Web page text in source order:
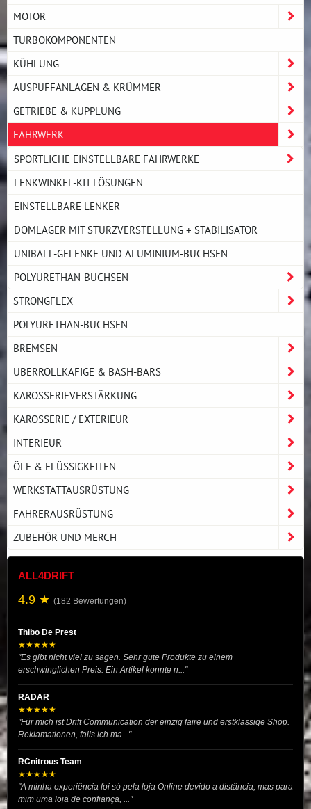
MOTOR
TURBOKOMPONENTEN
KÜHLUNG
AUSPUFFANLAGEN & KRÜMMER
GETRIEBE & KUPPLUNG
FAHRWERK
SPORTLICHE EINSTELLBARE FAHRWERKE
LENKWINKEL-KIT LÖSUNGEN
EINSTELLBARE LENKER
DOMLAGER MIT STURZVERSTELLUNG + STABILISATOR
UNIBALL-GELENKE UND ALUMINIUM-BUCHSEN
POLYURETHAN-BUCHSEN
STRONGFLEX
POLYURETHAN-BUCHSEN
BREMSEN
ÜBERROLLKÄFIGE & BASH-BARS
KAROSSERIEVERSTÄRKUNG
KAROSSERIE / EXTERIEUR
INTERIEUR
ÖLE & FLÜSSIGKEITEN
WERKSTATTAUSRÜSTUNG
FAHRERAUSRÜSTUNG
ZUBEHÖR UND MERCH
ALL4DRIFT
4.9 ★ (182 Bewertungen)
Thibo De Prest
★★★★★
"Es gibt nicht viel zu sagen. Sehr gute Produkte zu einem
erschwinglichen Preis. Ein Artikel konnte n..."
RADAR
★★★★★
"Für mich ist Drift Communication der einzig faire und erstklassige Shop.
Reklamationen, falls ich ma..."
RCnitrous Team
★★★★★
"A minha experiência foi só pela loja Online devido a distância, mas para
mim uma loja de confiança, ..."